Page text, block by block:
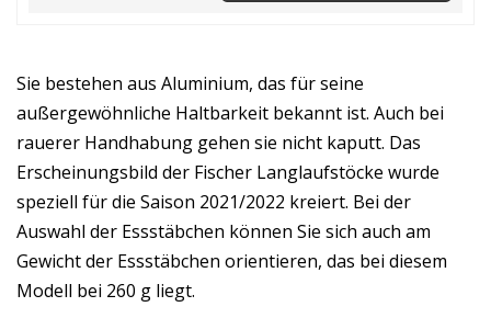
Sie bestehen aus Aluminium, das für seine
außergewöhnliche Haltbarkeit bekannt ist. Auch bei
rauerer Handhabung gehen sie nicht kaputt. Das
Erscheinungsbild der Fischer Langlaufstöcke wurde
speziell für die Saison 2021/2022 kreiert. Bei der
Auswahl der Essstäbchen können Sie sich auch am
Gewicht der Essstäbchen orientieren, das bei diesem
Modell bei 260 g liegt.